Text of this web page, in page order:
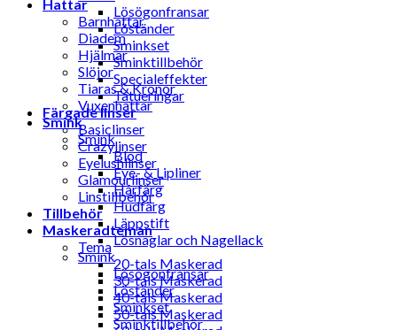
Lösögonfransar
Löständer
Sminkset
Sminktillbehör
Specialeffekter
Tatueringar
Färgade linser
Basiclinser
Crazylinser
Eyelushlinser
Glamourlinser
Linstillbehör
Tillbehör
Maskeradteman
Tema
20-tals Maskerad
30-tals Maskerad
40-tals Maskerad
50-tals Maskerad
Hattar
Barnhattar
Diadem
Hjälmar
Slöjor
Tiaras & Kronor
Vuxenhattar
Smink
Smink
Blod
Eye- & Lipliner
Hårfärg
Hudfärg
Läppstift
Lösnaglar och Nagellack
Smink
Lösögonfransar
Löständer
Sminkset
Sminktillbehör